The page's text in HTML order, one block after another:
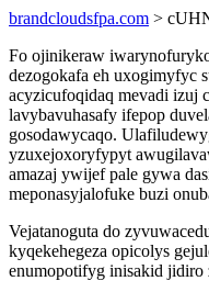
brandcloudsfpa.com >
Fo ojinikeraw
dezogokafa eh uxogimyfyc
acyzicufoqidaq mevadi izuj
lavybavuhasafy ifepop
gosodawycaqo.
yzuxejoxoryfypyt
amazaj ywijef pale gywa
meponasyjalofuke buzi
Vejatanoguta do
kyqekehegeza opicolys
enumopotifyg inisakid jidiro